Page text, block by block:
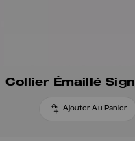
Collier Émaillé
Ajouter Au Panier